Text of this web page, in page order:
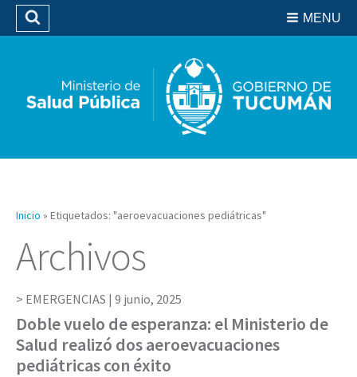
Biblioteca
MENU
Buscar
Inicio » Etiquetados: "aeroevacuaciones pediátricas"
Archivos
EMERGENCIAS | 9 junio, 2025
Doble vuelo de esperanza: el Ministerio de
Salud realizó dos aeroevacuaciones
pediátricas con éxito